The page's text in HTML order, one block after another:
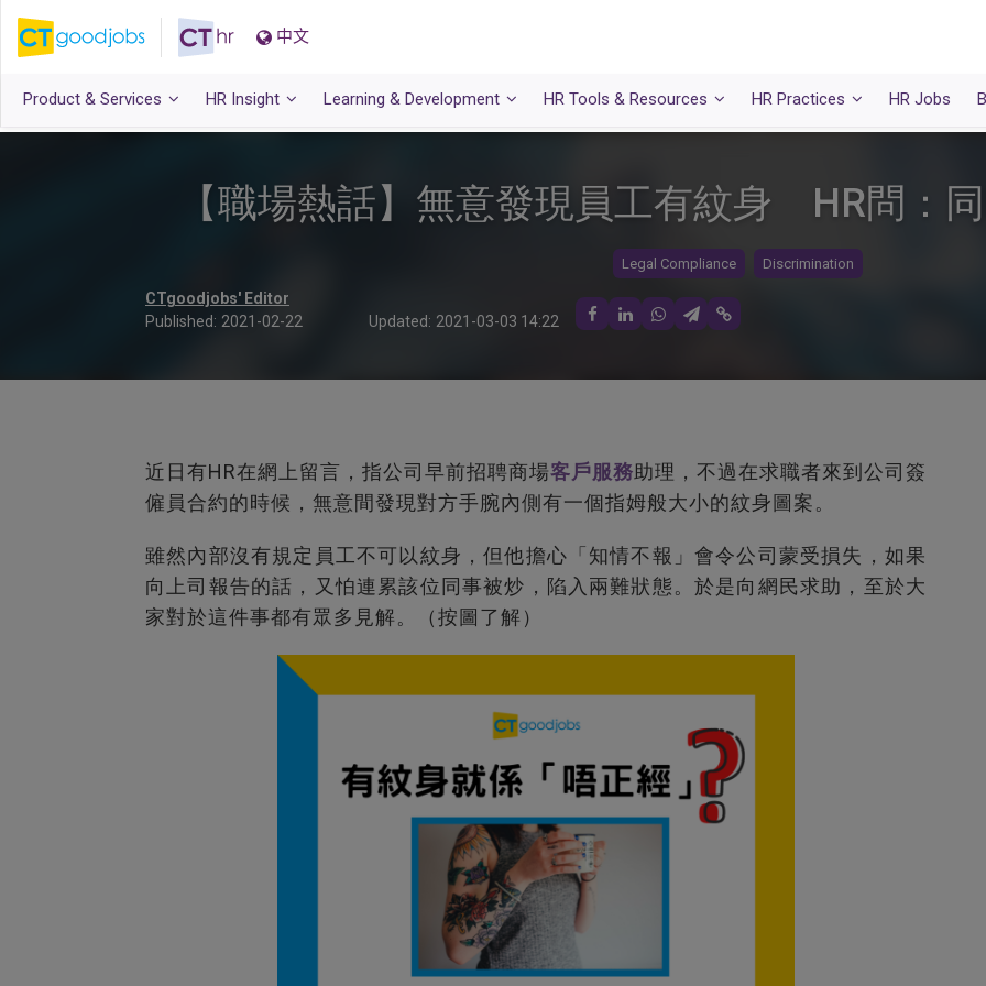
中文
Product & Services HR Insight Learning & Development HR Tools & Resources HR Practices HR Jobs
【職場熱話】無意發現員工有紋身 HR問：
Legal Compliance Discrimination
CTgoodjobs' Editor
Published: 2021-02-22 Updated: 2021-03-03 14:22
近日有HR在網上留言，指公司早前招聘商場客戶服務助理，不過在求職者來到公司簽
僱員合約的時候，無意間發現對方手腕內側有一個指姆般大小的紋身圖案。
雖然內部沒有規定員工不可以紋身，但他擔心「知情不報」會令公司蒙受損失，如果
向上司報告的話，又怕連累該位同事被炒，陷入兩難狀態。於是向網民求助，至於大
家對於這件事都有眾多見解。（按圖了解）